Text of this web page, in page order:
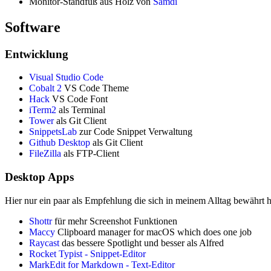
Software
Entwicklung
Visual Studio Code
Cobalt 2 VS Code Theme
Hack VS Code Font
iTerm2 als Terminal
Towerals Git Client
SnippetsLab zur Code Snippet Verwaltung
Github Desktop als Git Client
FileZilla als FTP-Client
Desktop Apps
Hier nur ein paar als Empfehlung die sich in meinem Alltag bewährt
Shottrfür mehr Screenshot Funktionen
Maccy Clipboard manager for macOS which does one job
Raycast das bessere Spotlight und besser als Alfred
Rocket Typist - Snippet-Editor
MarkEdit for Markdown - Text-Editor